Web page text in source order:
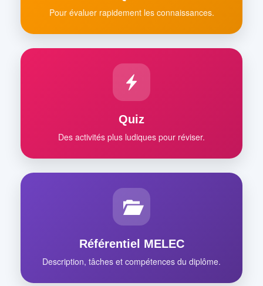
Pour évaluer rapidement les connaissances.
Quiz
Des activités plus ludiques pour réviser.
Référentiel MELEC
Description, tâches et compétences du diplôme.